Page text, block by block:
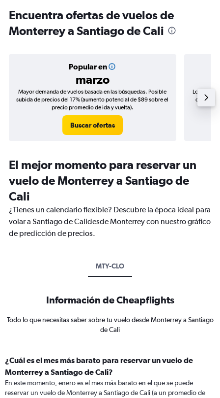
Encuentra ofertas de vuelos de
Monterrey a Santiago de Cali
Popular en
marzo
Mayor demanda de vuelos basada en las búsquedas. Posible
subida de precios del 17% (aumento potencial de $89 sobre el
precio promedio de ida y vuelta).
Buscar ofertas
Los
de
El mejor momento para reservar un
vuelo de Monterrey a Santiago de
Cali
¿Tienes un calendario flexible? Descubre la época ideal para
volar a Santiago de Calidesde Monterrey con nuestro gráfico
de predicción de precios.
MTY-CLO
Información de Cheapflights
Todo lo que necesitas saber sobre tu vuelo desde Monterrey a Santiago
de Cali
¿Cuál es el mes más barato para reservar un vuelo de
Monterrey a Santiago de Cali?
En este momento, enero es el mes más barato en el que se puede
reservar un vuelo de Monterrey a Santiago de Cali (a un promedio de